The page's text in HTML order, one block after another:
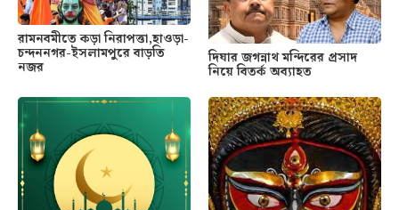
রামনবমীতে কড়া নিরাপত্তা,হাওড়া-
চন্দননগর-ইসলামপুরে বাড়তি
নজর
দিঘার জগন্নাথ মন্দিরের প্রসাদ
নিয়ে বিতর্ক অব্যাহত